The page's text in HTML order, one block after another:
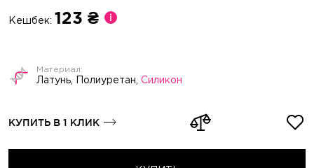
Кешбек: 123 ₴
КУПИТЬ В 1 КЛИК
Латунь, Полиуретан, Силикон